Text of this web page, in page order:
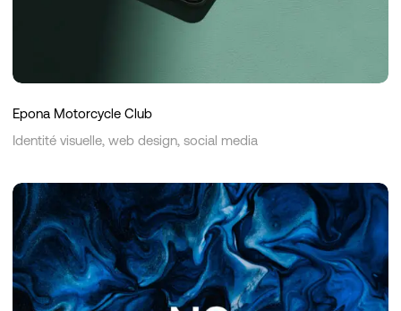
Epona Motorcycle Club
Identité visuelle, web design, social media
NS
Courtage